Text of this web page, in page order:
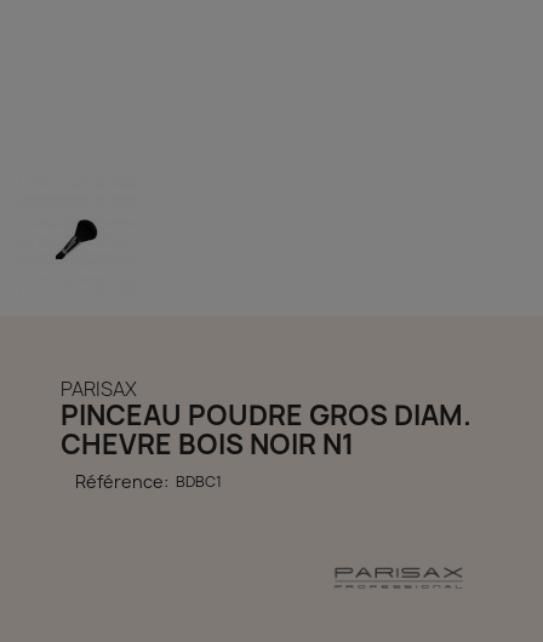
PARISAX
PINCEAU POUDRE GROS DIAM.
CHEVRE BOIS NOIR N1
Référence: BDBC1